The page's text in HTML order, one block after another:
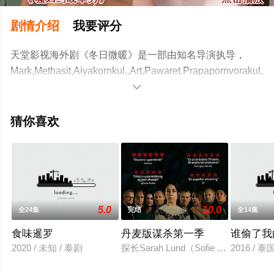
剧情介绍 我要评分
天堂影视海外剧《冬日微暖》是一部由知名导演执导，
等演员精彩演绎的泰国电视剧，手机免费观看高清未删减
至豆瓣电视剧、电视猫或剧情网等平台了解。

猜你喜欢
全24集 5.0
食味暹罗
2020 / 未知 / 泰剧
完结 10.0
丹麦版谋杀第一季
探长Sarah Lund（Sofie Gr?b?l 饰）
全14集
谁偷了
2016 / 泰